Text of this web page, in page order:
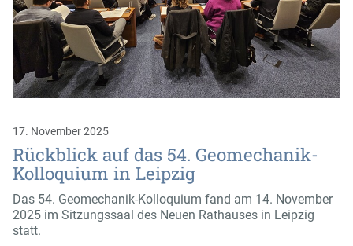
17. November 2025
Rückblick auf das 54. Geomechanik-
Kolloquium in Leipzig
Das 54. Geomechanik-Kolloquium fand am 14. November
2025 im Sitzungssaal des Neuen Rathauses in Leipzig
statt.